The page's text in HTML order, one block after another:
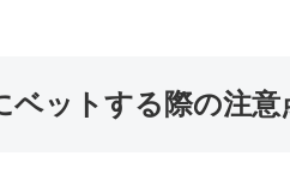
ベットする際の注意